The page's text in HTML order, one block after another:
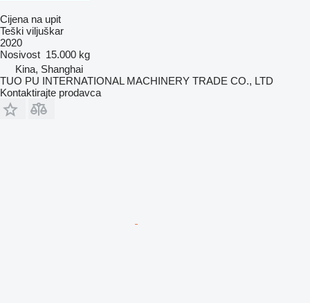
Cijena na upit
Teški viljuškar
2020
Nosivost 15.000 kg
Kina, Shanghai
TUO PU INTERNATIONAL MACHINERY TRADE CO., LTD
Kontaktirajte prodavca